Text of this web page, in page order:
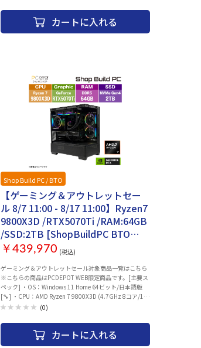
カートに入れる
Shop Build PC / BTO
【ゲーミング＆アウトレットセー
ル 8/7 11:00 - 8/17 11:00】Ryzen7
9800X3D /RTX5070Ti /RAM:64GB
/SSD:2TB [ShopBuildPC BTO
SBXR-R98X3]
￥439,970 (税込)
ゲーミング＆アウトレットセール対象商品一覧はこちら
※こちらの商品はPCDEPOT WEB限定商品です。[主要ス
ペック] ・OS：Windows 11 Home 64ビット/日本語版
[🔧] ・CPU：AMD Ryzen 7 9800X3D (4.7GHz 8コア/16
スレッド） ・グラフィックス：NVIDIA GeForce RTX
ュアルチャネル) ・ストレージ：2TB SSD NVMe Gen.4対
応 ※【🔧】：項目はカスタマイズ可能です。□カスタ
マイズ項目※本体と一緒に購入ください。・OS：
(0)
カートに入れる